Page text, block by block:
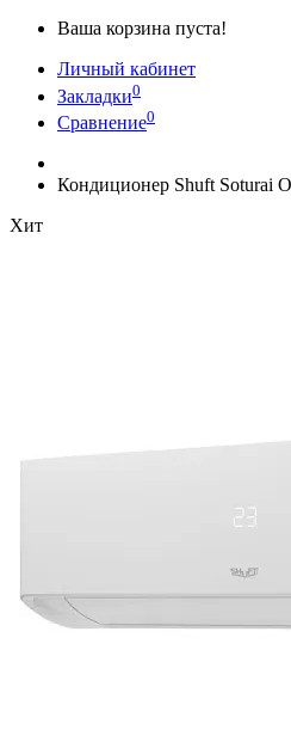
Ваша корзина пуста!
Личный кабинет
Закладки0
Сравнение0
Кондиционер Shuft Soturai
Хит